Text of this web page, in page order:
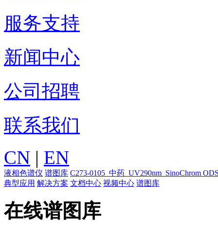
服务支持
新闻中心
公司招聘
联系我们
CN | EN
液相色谱仪 谱图库 C273-0105_中药_UV290nm_SinoChrom
典型应用 解决方案 文档中心 视频中心 谱图库
在线谱图库